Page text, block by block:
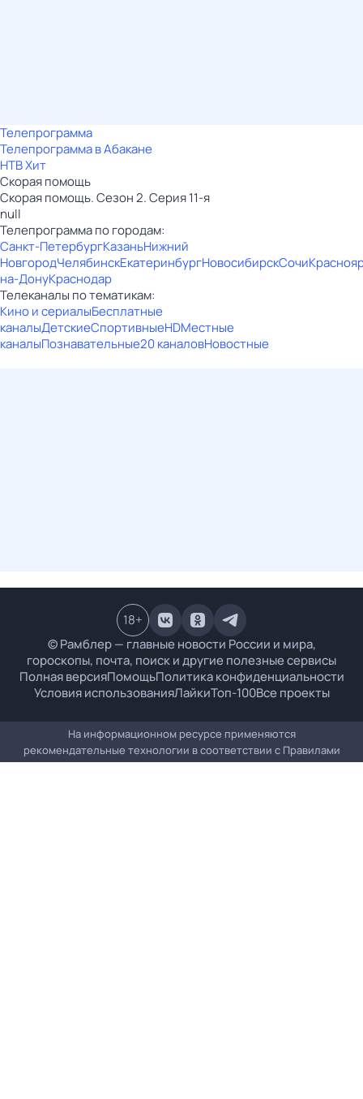
Телепрограмма
Телепрограмма в Абакане
НТВ Хит
Скорая помощь
Скорая помощь. Сезон 2. Серия 11-я
null
Телепрограмма по городам:
Санкт-ПетербургКазаньНижний
НовгородЧелябинскЕкатеринбургНовосибирскСочи
на-ДонуКраснодар
Телеканалы по тематикам:
Кино и сериалыБесплатные
каналыДетскиеСпортивныеHDМестные
каналыПознавательные20 каналовНовостные
© Рамблер — главные новости России и мира,
гороскопы, почта, поиск и другие полезные сервисы
Полная версияПомощьПолитика конфиденциальности
Условия использованияЛайкиТоп-100Все проекты
18+
На информационном ресурсе применяются
рекомендательные технологии в соответствии с Правилами